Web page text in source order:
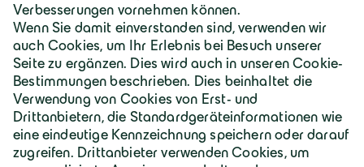
Deutschland | Deutsch
Geiger Gruppe